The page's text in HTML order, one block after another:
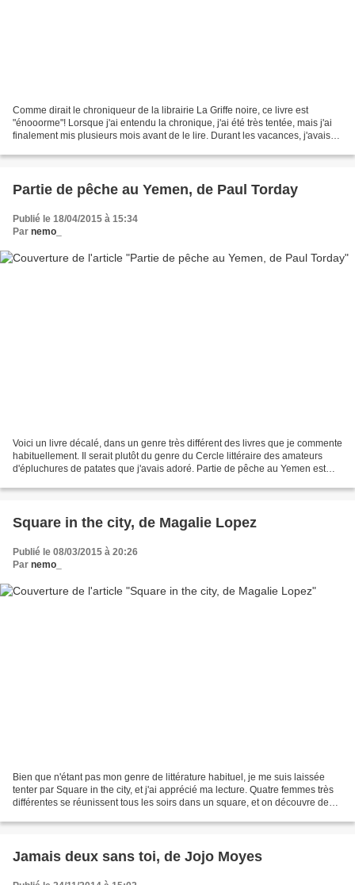
Comme dirait le chroniqueur de la librairie La Griffe noire, ce livre est
"énooorme"! Lorsque j'ai entendu la chronique, j'ai été très tentée, mais j'ai
finalement mis plusieurs mois avant de le lire. Durant les vacances, j'avais
Partie de pêche au Yemen, de Paul Torday
Publié le 18/04/2015 à 15:34
Par nemo_
Voici un livre décalé, dans un genre très différent des livres que je commente
habituellement. Il serait plutôt du genre du Cercle littéraire des amateurs
d'épluchures de patates que j'avais adoré. Partie de pêche au Yemen est
Square in the city, de Magalie Lopez
Publié le 08/03/2015 à 20:26
Par nemo_
Bien que n'étant pas mon genre de littérature habituel, je me suis laissée
tenter par Square in the city, et j'ai apprécié ma lecture. Quatre femmes très
différentes se réunissent tous les soirs dans un square, et on découvre des
Jamais deux sans toi, de Jojo Moyes